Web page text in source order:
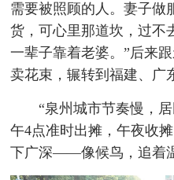
需要被照顾的人。妻子做
货，可心里那道坎，过不
一辈子靠着老婆。”后来
卖花束，辗转到福建、广
“泉州城市节奏慢，
午4点准时出摊，午夜收
下广深——像候鸟，追着